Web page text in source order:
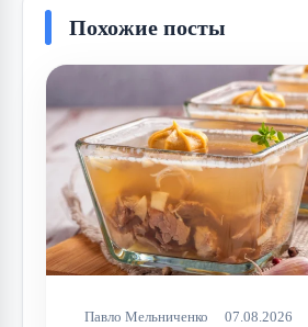
Похожие посты
Павло Мельниченко 07.08.2026